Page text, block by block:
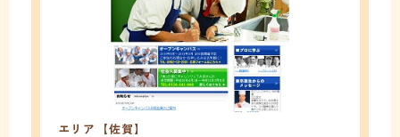
エリア【佐賀】